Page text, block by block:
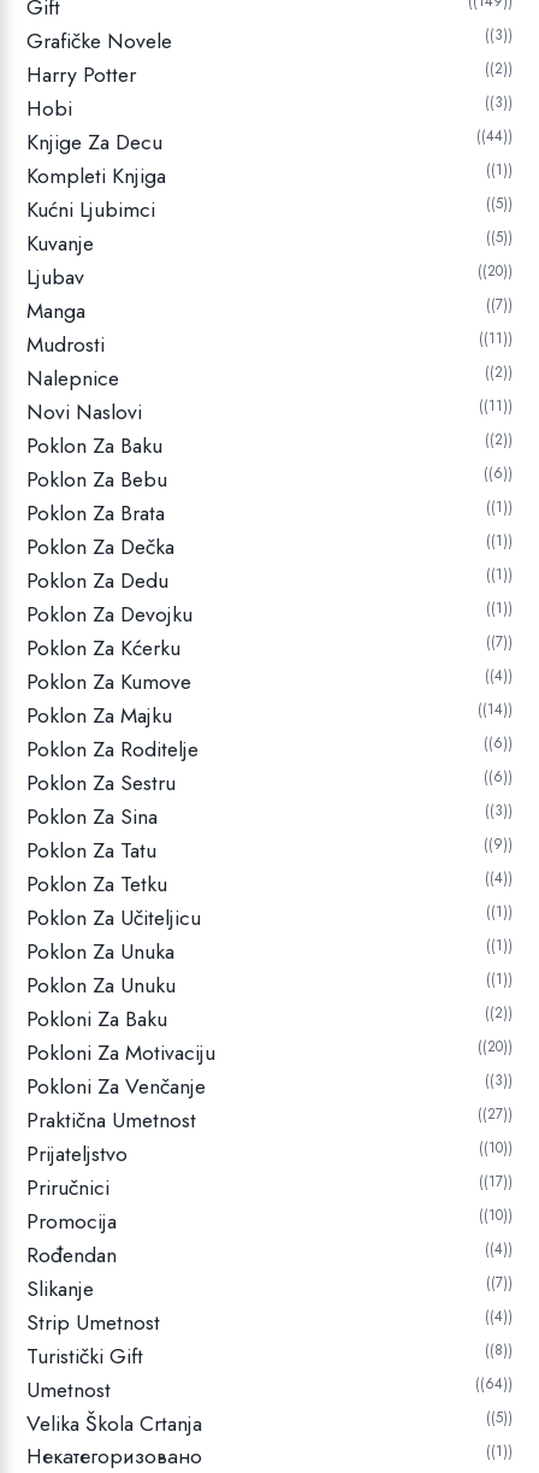
Gift
Grafičke Novele (3)
Harry Potter (2)
Hobi (3)
Knjige Za Decu (44)
Kompleti Knjiga (1)
Kućni Ljubimci (5)
Kuvanje (5)
Ljubav (20)
Manga (7)
Mudrosti (11)
Nalepnice (2)
Novi Naslovi (11)
Poklon Za Baku (2)
Poklon Za Bebu (6)
Poklon Za Brata (1)
Poklon Za Dečka (1)
Poklon Za Dedu (1)
Poklon Za Devojku (1)
Poklon Za Kćerku (7)
Poklon Za Kumove (4)
Poklon Za Majku (14)
Poklon Za Roditelje (6)
Poklon Za Sestru (6)
Poklon Za Sina (3)
Poklon Za Tatu (9)
Poklon Za Tetku (4)
Poklon Za Učiteljicu (1)
Poklon Za Unuka (1)
Poklon Za Unuku (1)
Pokloni Za Baku (2)
Pokloni Za Motivaciju (20)
Pokloni Za Venčanje (3)
Praktična Umetnost (27)
Prijateljstvo (10)
Priručnici (17)
Promocija (10)
Rođendan (4)
Slikanje (7)
Strip Umetnost (4)
Turistički Gift (8)
Umetnost (64)
Velika Škola Crtanja (5)
Некатегоризовано (1)